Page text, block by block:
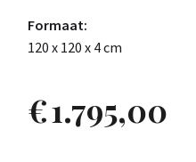
Formaat:
120 x 120 x 4 cm
€1.795,00